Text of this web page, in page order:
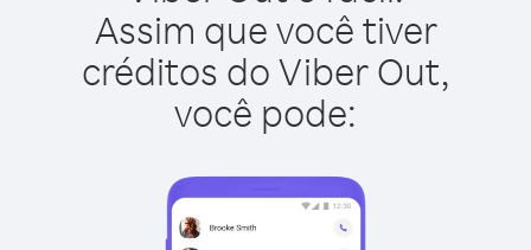
Assim que você tiver
créditos do Viber Out,
você pode: